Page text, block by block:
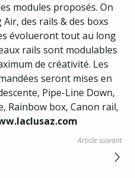
modules proposés. On
des rails & des boxs
évolueront tout au long
rails sont modulables
de créativité. Les
seront mises en
Pipe-Line Down,
Rainbow box, Canon rail,
Article suivant